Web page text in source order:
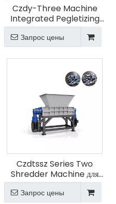
Czdy-Three Machine
Integrated Pegletizing
Machine
Запрос цены
Czdtssz Series Two
Shredder Machine для
высокого качества
Запрос цены